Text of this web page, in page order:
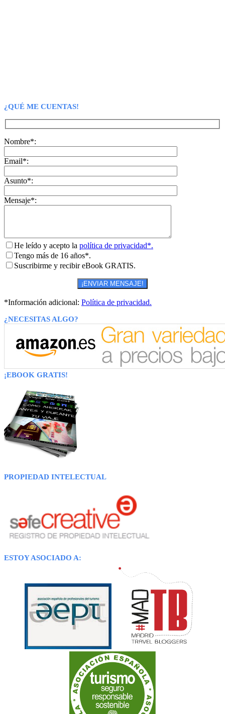
¿QUÉ ME CUENTAS!
Nombre*:
Email*:
Asunto*:
Mensaje*:
He leído y acepto la política de privacidad*.
Tengo más de 16 años*.
Suscribirme y recibir eBook GRATIS.
*Información adicional: Política de privacidad.
¿NECESITAS ALGO?
¡EBOOK GRATIS!
PROPIEDAD INTELECTUAL
ESTOY ASOCIADO A: